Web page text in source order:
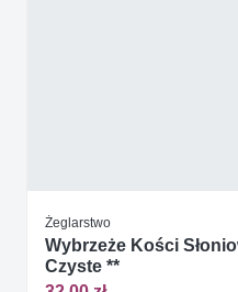
Żeglarstwo
Wybrzeże Kości
Czyste **